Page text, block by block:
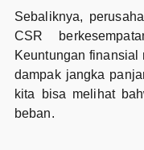
Sebaliknya,
CSR
Keuntungan finansial
dampak jangka
kita bisa melihat
beban.